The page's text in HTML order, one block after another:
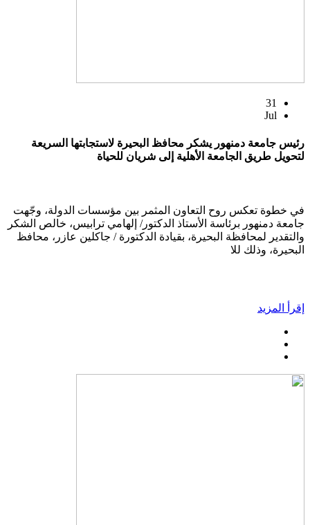
31
Jul
رئيس جامعة دمنهور يشكر محافظ البحيرة لاستجابتها السريعة
لتحويل طريق الجامعة الأهلية إلى شريان للحياة
في خطوة تعكس روح التعاون المثمر بين مؤسسات الدولة، وجّهت
جامعة دمنهور برئاسة الأستاذ الدكتور/ إلهامي ترابيس، خالص الشكر
والتقدير لمحافظة البحيرة، بقيادة الدكتورة / جاكلين عازر، محافظ
البحيرة، وذلك للا
إقرأ المزيد